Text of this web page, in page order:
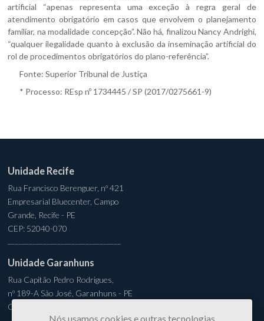
artificial “apenas representa uma exceção à regra geral de
atendimento obrigatório em casos que envolvem o planejamento
familiar, na modalidade concepção”. Não há, finalizou Nancy Andrighi,
“qualquer ilegalidade quanto à exclusão da inseminação artificial do
rol de procedimentos obrigatórios do plano-referência”.
Fonte:Superior Tribunal de Justiça
* Processo: REsp nº 1734445 / SP (2017/0275661-9)
Unidade Recife
Rua Francisco Berenguer, nº 421
Empresarial Bluecenter, Campo
Grande, Recife - PE
CEP: 52040-070
Unidade Garanhuns
Rua Capitão Pedro Rodrigues,
nº 189-A São José, Garanhuns - PE
CEP: 55294-310
Nós usamos cookies e outras tecnologias